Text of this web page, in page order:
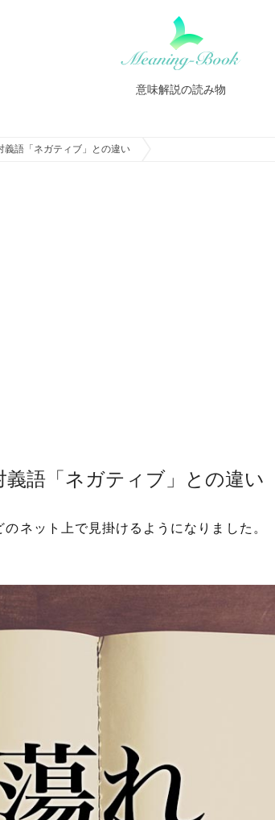
意味解説の読み物
義語「ネガティブ」との違い
義語「ネガティブ」との違い
ネット上で見掛けるようになりました。